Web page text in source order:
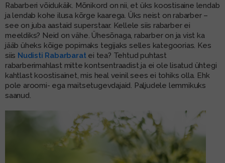
Rabarberi võidukäik. Mõnikord on nii, et üks koostisaine lendab
ja lendab kohe ilusa kõrge kaarega. Üks neist on rabarber –
see on juba aastaid superstaar. Kellele siis rabarber ei
meeldiks? Neid on vähe. Ühesõnaga, rabarber on ja vist ka
jääb üheks kõige popimaks tegijaks selles kategoorias. Kes
siis Nudisti Rabarbaratei tea? Tehtud puhtast
rabarberimahlast mitte kontsentraadist ja ei ole lisatud ühtegi
kahtlast koostisainet, mis heal veinil sees ei tohiks olla. Ehk
pole aroomi- ega maitsetugevdajaid. Paljudele lemmikuks
saanud.